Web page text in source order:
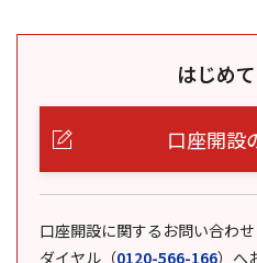
はじめ
口座開設
口座開設に関するお問い合わ
ダイヤル （0120-566-166） へ